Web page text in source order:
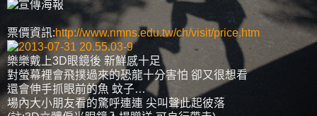
票價資訊:http://www.nmns.edu.tw/ch/visit/price.htm
樂樂戴上3D眼鏡後 新鮮感十足
對螢幕裡會飛撲過來的恐龍十分害怕 卻又很想看
還會伸手抓眼前的魚 蚊子…
場內大小朋友看的驚呼連連 尖叫聲此起彼落